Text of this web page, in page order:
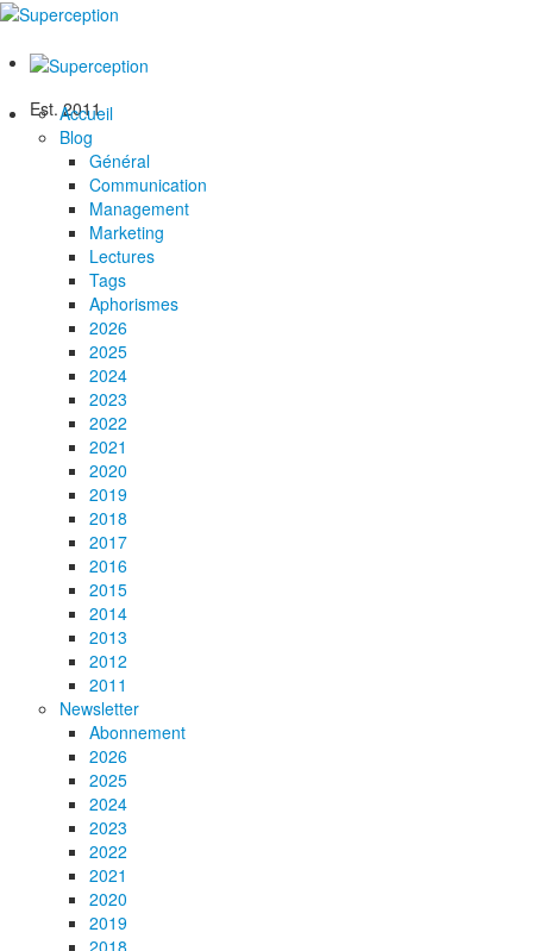
Est. 2011
Accueil
Blog
Général
Communication
Management
Marketing
Lectures
Tags
Aphorismes
2026
2025
2024
2023
2022
2021
2020
2019
2018
2017
2016
2015
2014
2013
2012
2011
Newsletter
Abonnement
2026
2025
2024
2023
2022
2021
2020
2019
2018